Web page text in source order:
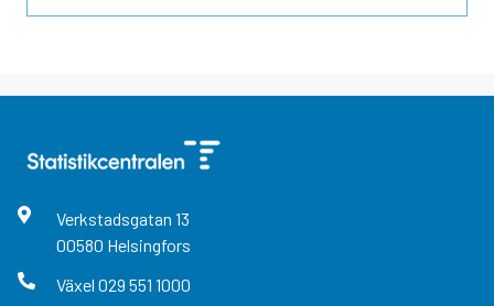
Verkstadsgatan 13
00580 Helsingfors
Växel 029 551 1000